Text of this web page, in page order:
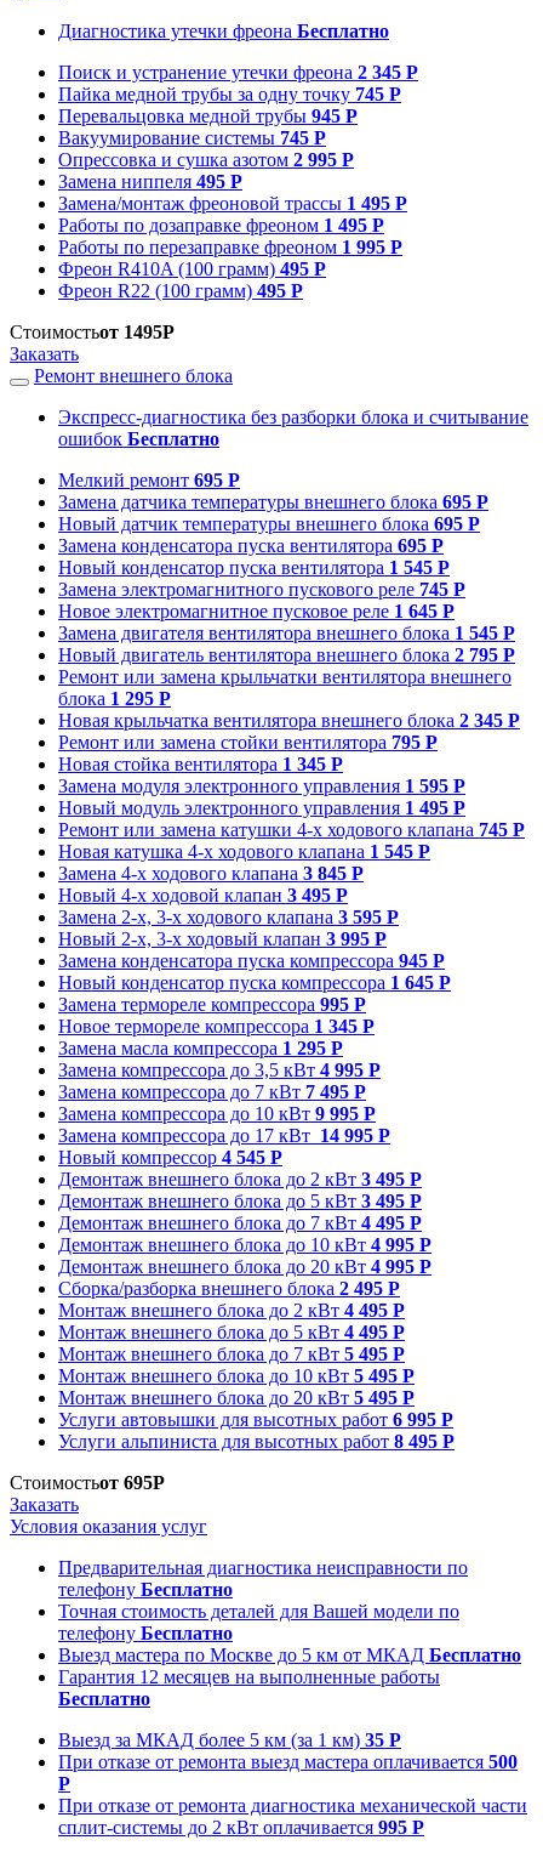
Диагностика утечки фреона Бесплатно
Поиск и устранение утечки фреона 2 345 Р
Пайка медной трубы за одну точку 745 Р
Перевальцовка медной трубы 945 Р
Вакуумирование системы 745 Р
Опрессовка и сушка азотом 2 995 Р
Замена ниппеля 495 Р
Замена/монтаж фреоновой трассы 1 495 Р
Работы по дозаправке фреоном 1 495 Р
Работы по перезаправке фреоном 1 995 Р
Фреон R410A (100 грамм) 495 Р
Фреон R22 (100 грамм) 495 Р
Стоимостьот 1495Р
Заказать
Ремонт внешнего блока
Экспресс-диагностика без разборки блока и считывание
ошибок Бесплатно
Мелкий ремонт 695 Р
Замена датчика температуры внешнего блока 695 Р
Новый датчик температуры внешнего блока 695 Р
Замена конденсатора пуска вентилятора 695 Р
Новый конденсатор пуска вентилятора 1 545 Р
Замена электромагнитного пускового реле 745 Р
Новое электромагнитное пусковое реле 1 645 Р
Замена двигателя вентилятора внешнего блока 1 545 Р
Новый двигатель вентилятора внешнего блока 2 795 Р
Ремонт или замена крыльчатки вентилятора внешнего
блока 1 295 Р
Новая крыльчатка вентилятора внешнего блока 2 345 Р
Ремонт или замена стойки вентилятора 795 Р
Новая стойка вентилятора 1 345 Р
Замена модуля электронного управления 1 595 Р
Новый модуль электронного управления 1 495 Р
Ремонт или замена катушки 4-х ходового клапана 745 Р
Новая катушка 4-х ходового клапана 1 545 Р
Замена 4-х ходового клапана 3 845 Р
Новый 4-х ходовой клапан 3 495 Р
Замена 2-х, 3-х ходового клапана 3 595 Р
Новый 2-х, 3-х ходовый клапан 3 995 Р
Замена конденсатора пуска компрессора 945 Р
Новый конденсатор пуска компрессора 1 645 Р
Замена термореле компрессора 995 Р
Новое термореле компрессора 1 345 Р
Замена масла компрессора 1 295 Р
Замена компрессора до 3,5 кВт 4 995 Р
Замена компрессора до 7 кВт 7 495 Р
Замена компрессора до 10 кВт 9 995 Р
Замена компрессора до 17 кВт 14 995 Р
Новый компрессор 4 545 Р
Демонтаж внешнего блока до 2 кВт 3 495 Р
Демонтаж внешнего блока до 5 кВт 3 495 Р
Демонтаж внешнего блока до 7 кВт 4 495 Р
Демонтаж внешнего блока до 10 кВт 4 995 Р
Демонтаж внешнего блока до 20 кВт 4 995 Р
Сборка/разборка внешнего блока 2 495 Р
Монтаж внешнего блока до 2 кВт 4 495 Р
Монтаж внешнего блока до 5 кВт 4 495 Р
Монтаж внешнего блока до 7 кВт 5 495 Р
Монтаж внешнего блока до 10 кВт 5 495 Р
Монтаж внешнего блока до 20 кВт 5 495 Р
Услуги автовышки для высотных работ 6 995 Р
Услуги альпиниста для высотных работ 8 495 Р
Стоимостьот 695Р
Заказать
Условия оказания услуг
Предварительная диагностика неисправности по
телефону Бесплатно
Точная стоимость деталей для Вашей модели по
телефону Бесплатно
Выезд мастера по Москве до 5 км от МКАД Бесплатно
Гарантия 12 месяцев на выполненные работы
Бесплатно
Выезд за МКАД более 5 км (за 1 км) 35 Р
При отказе от ремонта выезд мастера оплачивается 500
Р
При отказе от ремонта диагностика механической части
сплит-системы до 2 кВт оплачивается 995 Р